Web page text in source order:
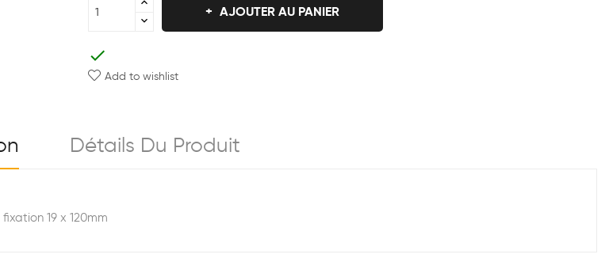
AJOUTER AU PANIER
check
Add to wishlist
Détails Du Produit
19 x 120mm